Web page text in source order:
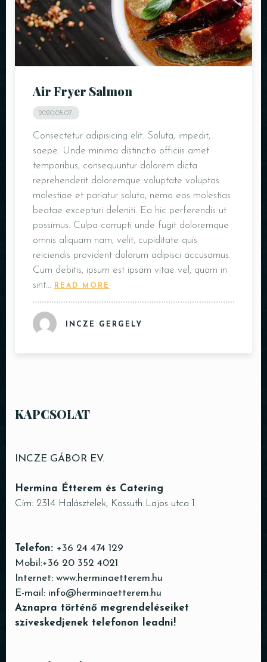
Air Fryer Salmon
2020.05.07.
Consectetur adipisicing elit. Soluta, impedit,
saepe. Unde minima distinctio officiis amet
temporibus, consequuntur dolorem dicta
reprehenderit doloremque voluptate voluptas
molestiae et pariatur soluta, nemo eos molestias
beatae excepturi deleniti. Ea hic perferendis ut
possimus. Culpa corrupti unde fugit doloremque
omnis aliquam nam, velit, cupiditate quis
reiciendis provident dolorum adipisci accusamus.
Cum debitis, ipsum est ipsam vitae vel, quam in
sint…
READ MORE
INCZE GERGELY
KAPCSOLAT
INCZE GÁBOR EV.
Hermina Étterem és Catering
Cím: 2314 Halásztelek, Kossuth Lajos utca 1.
Telefon: +36 24 474 129
Mobil:+36 20 352 4021
Internet: www.herminaetterem.hu
E-mail: info@herminaetterem.hu
Aznapra történő megrendeléseiket
szíveskedjenek telefonon leadni!